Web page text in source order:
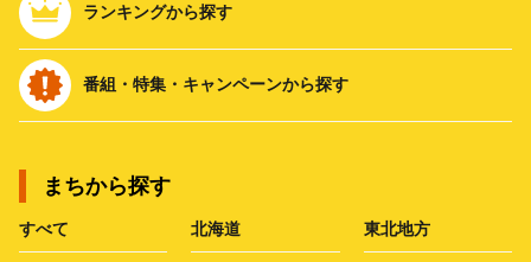
ランキングから探す
番組・特集・キャンペーンから探す
まちから探す
すべて 北海道 東北地方